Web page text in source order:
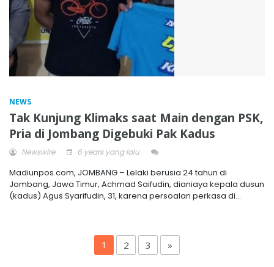
NEWS
Tak Kunjung Klimaks saat Main dengan PSK,
Pria di Jombang Digebuki Pak Kadus
Newswire 6 years yang lalu
Madiunpos.com, JOMBANG – Lelaki berusia 24 tahun di
Jombang, Jawa Timur, Achmad Saifudin, dianiaya kepala dusun
(kadus) Agus Syarifudin, 31, karena persoalan perkasa di...
1 2 3 »